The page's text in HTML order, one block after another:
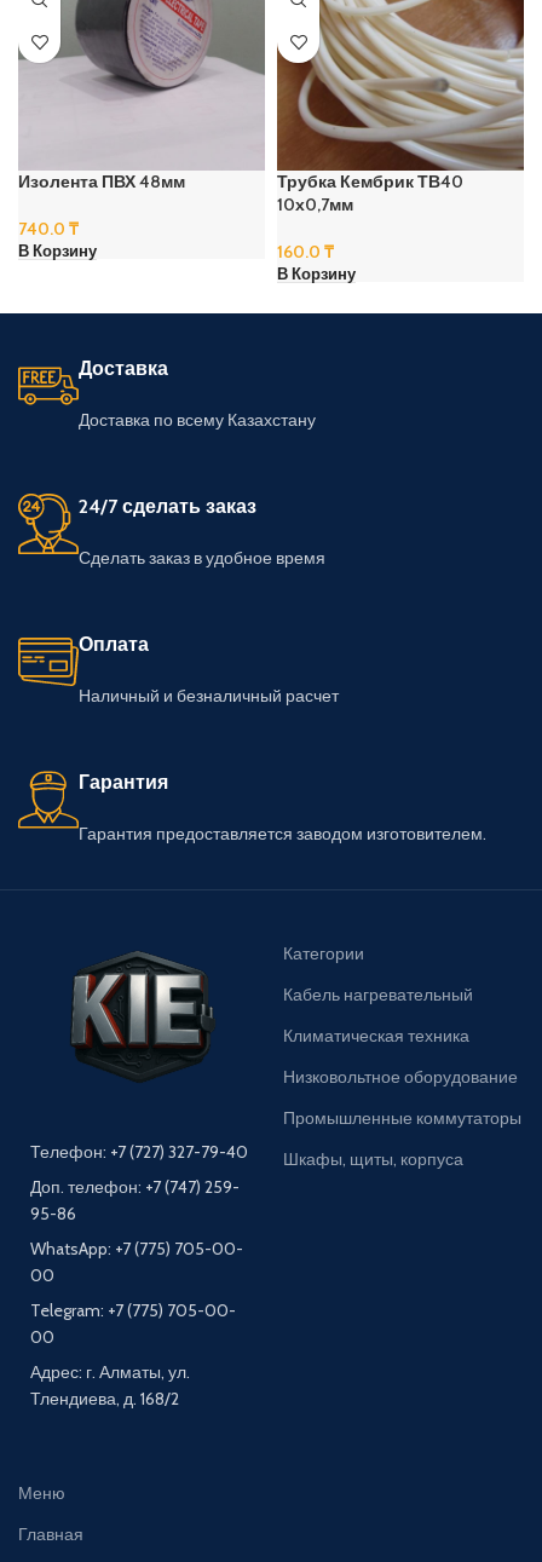
Изолента ПВХ 48мм
740.0 ₸
В Корзину
Трубка Кембрик ТВ40
10х0,7мм
160.0 ₸
В Корзину
Доставка
Доставка по всему Казахстану
24/7 сделать заказ
Сделать заказ в удобное время
Оплата
Наличный и безналичный расчет
Гарантия
Гарантия предоставляется заводом изготовителем.
Телефон: +7 (727) 327-79-40
Доп. телефон: +7 (747) 259-
95-86
WhatsApp: +7 (775) 705-00-
00
Telegram: +7 (775) 705-00-
00
Адрес: г. Алматы, ул.
Тлендиева, д. 168/2
Категории
Кабель нагревательный
Климатическая техника
Низковольтное оборудование
Промышленные коммутаторы
Шкафы, щиты, корпуса
Меню
Главная